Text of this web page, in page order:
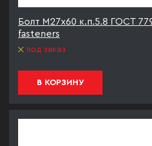
Болт М27х60 к.п.5.8 ГОСТ
fasteners
под заказ
В КОРЗИНУ